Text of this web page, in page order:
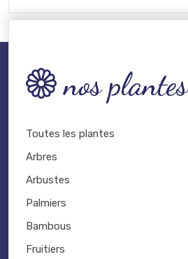
nos plantes
Toutes les plantes
Arbres
Arbustes
Palmiers
Bambous
Fruitiers